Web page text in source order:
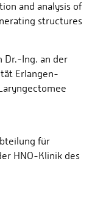
and analysis of
structures
Dr.-Ing. an der
Erlangen-
für
HNO-Klinik des